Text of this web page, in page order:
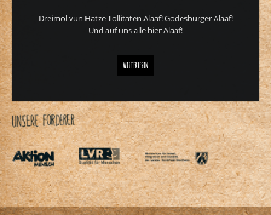
Dreimol vun Hätze Tollitäten Alaaf! Godesburger Alaaf!
Und auf uns alle hier Alaaf!
WEITERLESENTOLLITÄTEN GEBEN SICH DIE EHRE